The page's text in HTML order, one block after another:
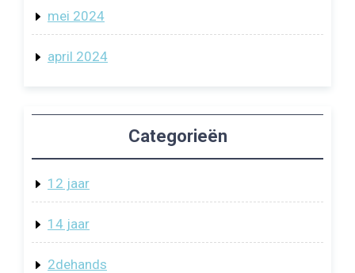
mei 2024
april 2024
Categorieën
12 jaar
14 jaar
2dehands